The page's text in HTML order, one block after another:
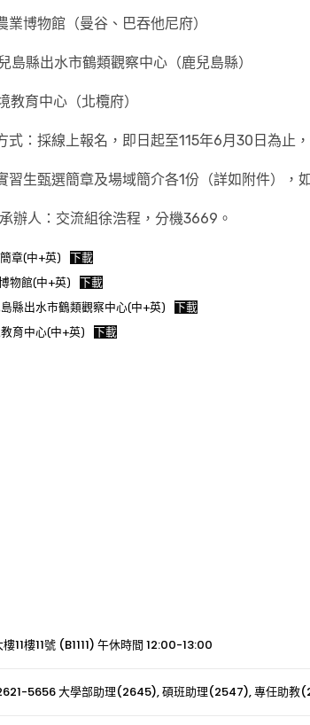
業博物館（曼谷、巴吞他尼府）
島縣出水市鶴類觀察中心（鹿兒島縣）
教育中心（北欖府）
式：採線上報名，即日起至115年6月30日為止
習生甄選簡章及場域簡介各1份（詳如附件）
辦人：交流組徐浩程，分機3669。
章(中+英)
下載
物館(中+英)
下載
縣出水市鶴類觀察中心(中+英)
下載
育中心(中+英)
下載
11樓11號 (B1111) 午休時間 12:00-13:00
5656 大學部助理(2645), 碩班助理(2547), 專任助